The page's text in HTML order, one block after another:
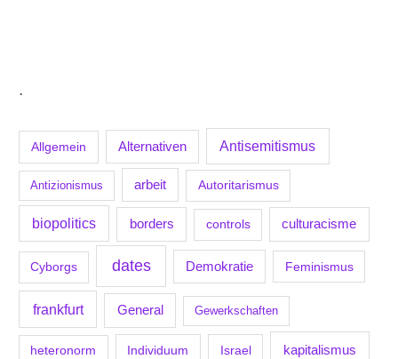
.
Allgemein Alternativen Antisemitismus
Antizionismus arbeit Autoritarismus
biopolitics borders controls culturacisme
Cyborgs dates Demokratie Feminismus
frankfurt General Gewerkschaften
heteronorm Individuum Israel kapitalismus